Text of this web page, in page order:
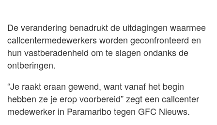
De verandering benadrukt de uitdagingen waarmee
callcentermedewerkers worden geconfronteerd en
hun vastberadenheid om te slagen ondanks de
ontberingen.
“Je raakt eraan gewend, want vanaf het begin
hebben ze je erop voorbereid” zegt een callcenter
medewerker in Paramaribo tegen GFC Nieuws.